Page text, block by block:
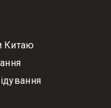
Китаю